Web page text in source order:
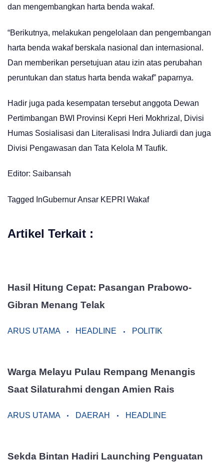
dan mengembangkan harta benda wakaf.
“Berikutnya, melakukan pengelolaan dan pengembangan
harta benda wakaf berskala nasional dan internasional.
Dan memberikan persetujuan atau izin atas perubahan
peruntukan dan status harta benda wakaf” paparnya.
Hadir juga pada kesempatan tersebut anggota Dewan
Pertimbangan BWI Provinsi Kepri Heri Mokhrizal, Divisi
Humas Sosialisasi dan Literalisasi Indra Juliardi dan juga
Divisi Pengawasan dan Tata Kelola M Taufik.
Editor: Saibansah
Tagged InGubernur Ansar KEPRI Wakaf
Artikel Terkait :
Hasil Hitung Cepat: Pasangan Prabowo-
Gibran Menang Telak
ARUS UTAMA HEADLINE POLITIK
Warga Melayu Pulau Rempang Menangis
Saat Silaturahmi dengan Amien Rais
ARUS UTAMA DAERAH HEADLINE
Sekda Bintan Hadiri Launching Penguatan